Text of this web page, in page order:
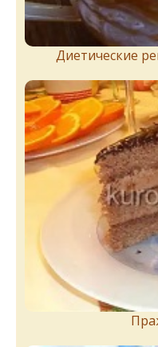
Диетические